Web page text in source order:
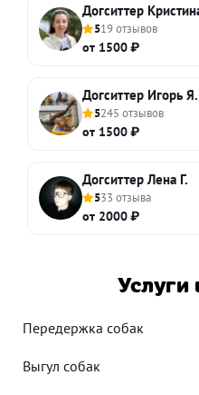
Догситтер
519 отзывов
от 1500 ₽
Догситтер Игорь Я.
5245 отзывов
от 1500 ₽
Догситтер Лена Г.
533 отзыва
от 2000 ₽
Услуги
Передержка собак
Выгул собак